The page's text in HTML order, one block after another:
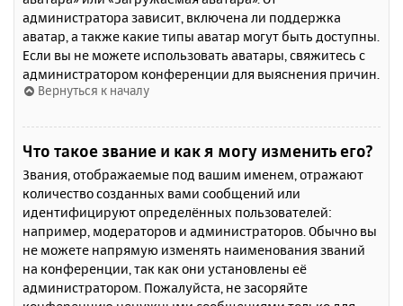
администратора зависит, включена ли поддержка
аватар, а также какие типы аватар могут быть доступны.
Если вы не можете использовать аватары, свяжитесь с
администратором конференции для выяснения причин.
Вернуться к началу
Что такое звание и как я могу изменить его?
Звания, отображаемые под вашим именем, отражают
количество созданных вами сообщений или
идентифицируют определённых пользователей:
например, модераторов и администраторов. Обычно вы
не можете напрямую изменять наименования званий
на конференции, так как они установлены её
администратором. Пожалуйста, не засоряйте